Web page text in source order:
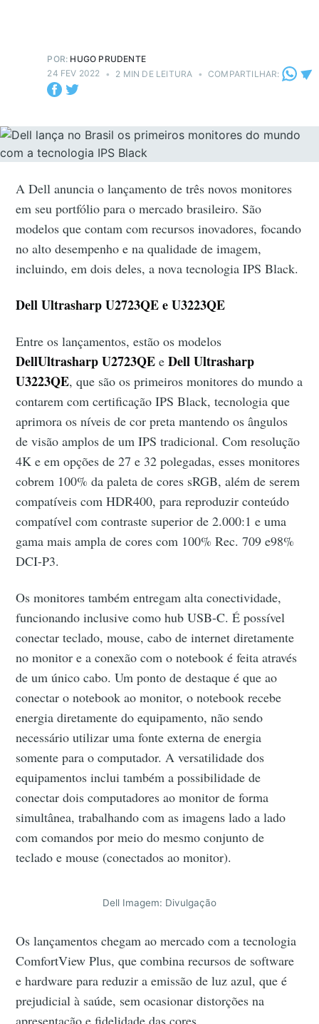
POR: HUGO PRUDENTE
24 FEV 2022 • 2 MIN DE LEITURA • COMPARTILHAR:
A Dell anuncia o lançamento de três novos monitores
em seu portfólio para o mercado brasileiro. São
modelos que contam com recursos inovadores, focando
no alto desempenho e na qualidade de imagem,
incluindo, em dois deles, a nova tecnologia IPS Black.
Dell Ultrasharp U2723QE e U3223QE
Entre os lançamentos, estão os modelos
DellUltrasharp U2723QE eDell Ultrasharp
U3223QE, que são os primeiros monitores do mundo a
contarem com certificação IPS Black, tecnologia que
aprimora os níveis de cor preta mantendo os ângulos
de visão amplos de um IPS tradicional. Com resolução
4K e em opções de 27 e 32 polegadas, esses monitores
cobrem 100% da paleta de cores sRGB, além de serem
compatíveis com HDR400, para reproduzir conteúdo
compatível com contraste superior de 2.000:1 e uma
gama mais ampla de cores com 100% Rec. 709 e98%
DCI-P3.
Os monitores também entregam alta conectividade,
funcionando inclusive como hub USB-C. É possível
conectar teclado, mouse, cabo de internet diretamente
no monitor e a conexão com o notebook é feita através
de um único cabo. Um ponto de destaque é que ao
conectar o notebook ao monitor, o notebook recebe
energia diretamente do equipamento, não sendo
necessário utilizar uma fonte externa de energia
somente para o computador. A versatilidade dos
equipamentos inclui também a possibilidade de
conectar dois computadores ao monitor de forma
simultânea, trabalhando com as imagens lado a lado
com comandos por meio do mesmo conjunto de
teclado e mouse (conectados ao monitor).
Dell Imagem: Divulgação
Os lançamentos chegam ao mercado com a tecnologia
ComfortView Plus, que combina recursos de software
e hardware para reduzir a emissão de luz azul, que é
prejudicial à saúde, sem ocasionar distorções na
apresentação e fidelidade das cores.